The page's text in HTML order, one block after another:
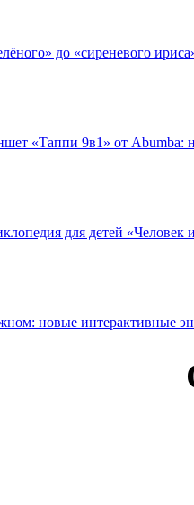
до «сиреневого
«Таппи 9в1» от Abumba:
для детей
новые интерактивные